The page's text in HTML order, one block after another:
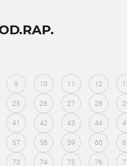
9 10 11 12
25 26 27 28
41 42 43 44
57 58 59 60
73 74 75 76